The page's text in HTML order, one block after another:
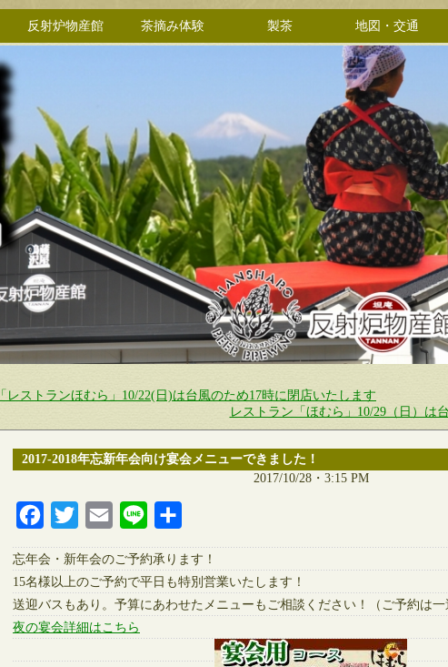
反射炉物産館 茶摘み体験 製茶 地図・交通
「レストランほむら」10/22(日)は台風のため17時に閉店いたします
レストラン「ほむら」10/29（日）は
2017-2018年忘新年会向け宴会メニューできました！
2017/10/28・3:15 PM
FacebookTwitter Email Line
忘年会・新年会のご予約承ります！
15名様以上のご予約で平日も特別営業いたします！
送迎バスもあり。予算にあわせたメニューもご相談ください！（ご予約は一
夜の宴会詳細はこちら